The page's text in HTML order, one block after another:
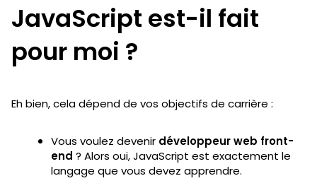
JavaScript est-il fait
pour moi ?
Eh bien, cela dépend de vos objectifs de carrière :
Vous voulez devenir développeur web front-
end ? Alors oui, JavaScript est exactement le
langage que vous devez apprendre.